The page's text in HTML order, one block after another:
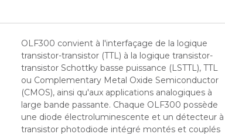
OLF300 convient à l'interfaçage de la logique
transistor-transistor (TTL) à la logique transistor-
transistor Schottky basse puissance (LSTTL), TTL
ou Complementary Metal Oxide Semiconductor
(CMOS), ainsi qu'aux applications analogiques à
large bande passante. Chaque OLF300 possède
une diode électroluminescente et un détecteur à
transistor photodiode intégré montés et couplés